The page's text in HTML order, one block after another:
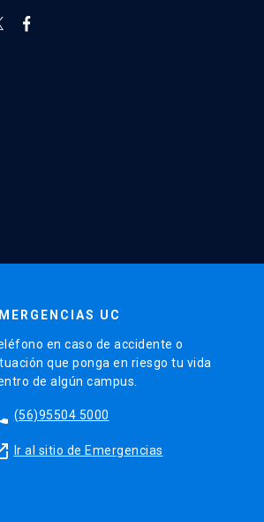
UC
en caso de accidente o
que ponga en riesgo tu vida
de algún campus.
(56)95504 5000
Ir al sitio de Emergencias